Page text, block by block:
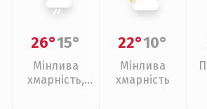
26°15°
Мінлива
хмарність,
22°10°
Мінлива
хмарність